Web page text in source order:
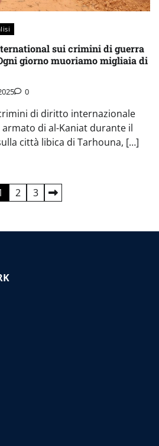
sui crimini di guerra
giorno muoriamo migliaia di
0
di diritto internazionale
di al-Kaniat durante il
città libica di Tarhouna, […]
2 3